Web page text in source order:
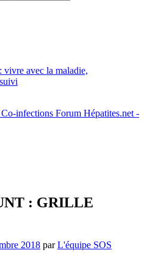
vivre avec la maladie,
Forum Hépatites.net -
: GRILLE
2018 parL'équipe SOS